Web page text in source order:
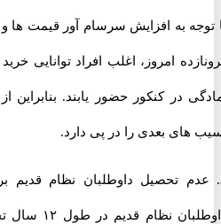
به افزایش سرسام آور قیمت ها و
امروز، اغلب افراد توانایی خرید
در کنکور حضور یابند. بنابراین از
بعدی را در پی دارد.
تحصیل داوطلبان نظام قدیم
داوطلبان نظام